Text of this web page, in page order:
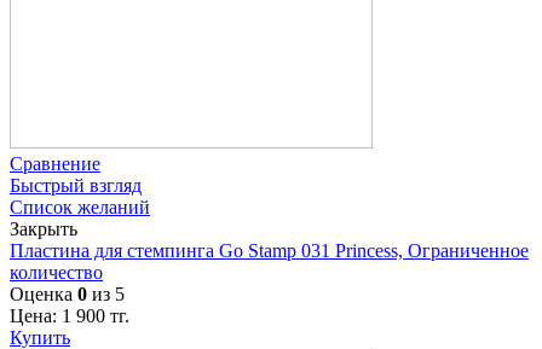
Сравнение
Быстрый взгляд
Список желаний
Закрыть
Пластина для стемпинга Go Stamp 031 Princess, Ограниченное
количество
Оценка 0 из 5
Цена: 1 900 тг.
Купить